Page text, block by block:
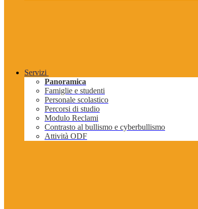
Servizi
Panoramica
Famiglie e studenti
Personale scolastico
Percorsi di studio
Modulo Reclami
Contrasto al bullismo e cyberbullismo
Attività ODF